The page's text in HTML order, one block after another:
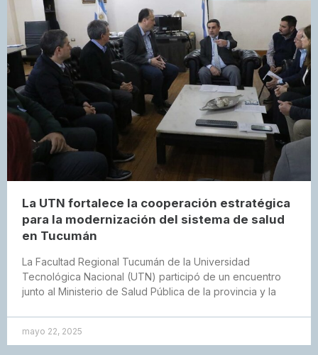
La UTN fortalece la cooperación estratégica
para la modernización del sistema de salud
en Tucumán
La Facultad Regional Tucumán de la Universidad
Tecnológica Nacional (UTN) participó de un encuentro
junto al Ministerio de Salud Pública de la provincia y la
mayo 22, 2025